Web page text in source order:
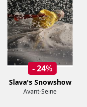
- 24%
Slava's Snowshow
Avant-Seine